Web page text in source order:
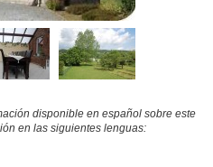
disponible en español sobre este
en las siguientes lenguas: